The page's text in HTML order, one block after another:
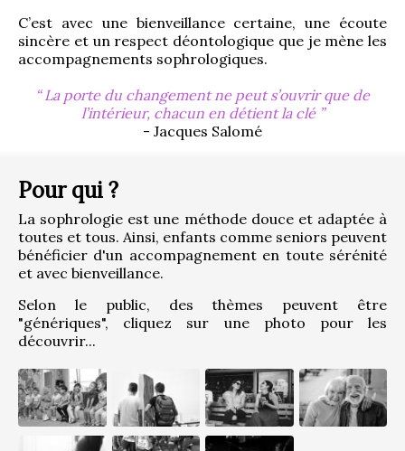
C’est avec une bienveillance certaine, une écoute
sincère et un respect déontologique que je mène les
accompagnements sophrologiques.
La porte du changement ne peut s’ouvrir que de
l’intérieur, chacun en détient la clé
- Jacques Salomé
Pour qui ?
La sophrologie est une méthode douce et adaptée à
toutes et tous. Ainsi, enfants comme seniors peuvent
bénéficier d'un accompagnement en toute sérénité
et avec bienveillance.
Selon le public, des thèmes peuvent être
"génériques", cliquez sur une photo pour les
découvrir...